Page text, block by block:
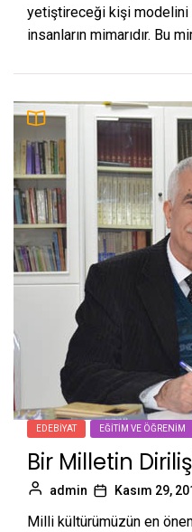
yetiştireceği kişi modelini
insanların mimarıdır. Bu
EDEBIYAT EĞITIM VE ÖĞRENIM
Bir Milletin
admin Kasım 29,
Milli kültürümüzün en